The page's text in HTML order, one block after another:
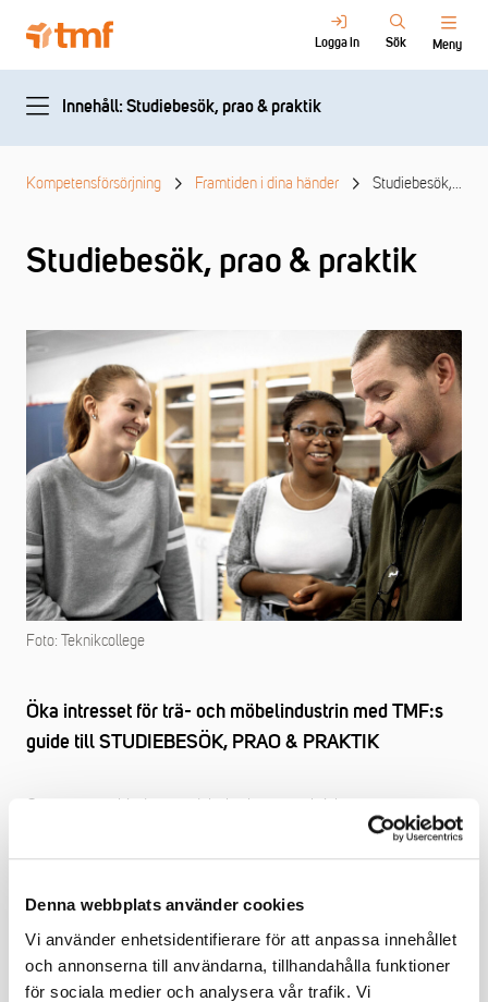
Denna webbplats använder cookies
Vi använder enhetsidentifierare för att anpassa innehållet
och annonserna till användarna, tillhandahålla funktioner
för sociala medier och analysera vår trafik. Vi
Logga in Sök Meny
Innehåll: Studiebesök, prao & praktik
Kompetensförsörjning Framtiden i dina händer Studiebesök, prao & praktik
Studiebesök, prao & praktik
Foto: Teknikcollege
Öka intresset för trä- och möbelindustrin med TMF:s
guide till STUDIEBESÖK, PRAO & PRAKTIK
Genom att erbjuda grundskoleelever praktisk
arbetsplatsförlagt lärande (AP), bidrar ert företag aktivt till att
Denna guide syftar till att underlätta samarbetet med skolor
för att öka antalet elever som får möjlighet till
arbetsplatsbesök under sin skoltid. Ett sådant samarbete